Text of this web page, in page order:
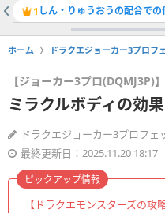
1
ホーム ドラクエジョーカー3プロ
【ジョーカー3プロ(DQMJ3P)】
ミラクルボディの効
ドラクエジョーカー3プロフェ
最終更新日：2025.11.20 18:17
【ドラクエモンスターズの攻
ピックアップ情報